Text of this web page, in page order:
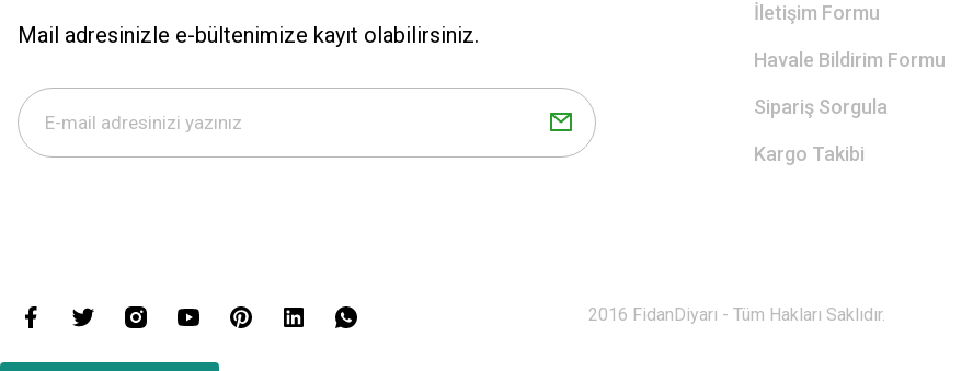
Mail adresinizle e-bültenimize kayıt olabilirsiniz.
İletişim Formu
Havale Bildirim Formu
Sipariş Sorgula
Kargo Takibi
2016 FidanDiyarı - Tüm Hakları Saklıdır.